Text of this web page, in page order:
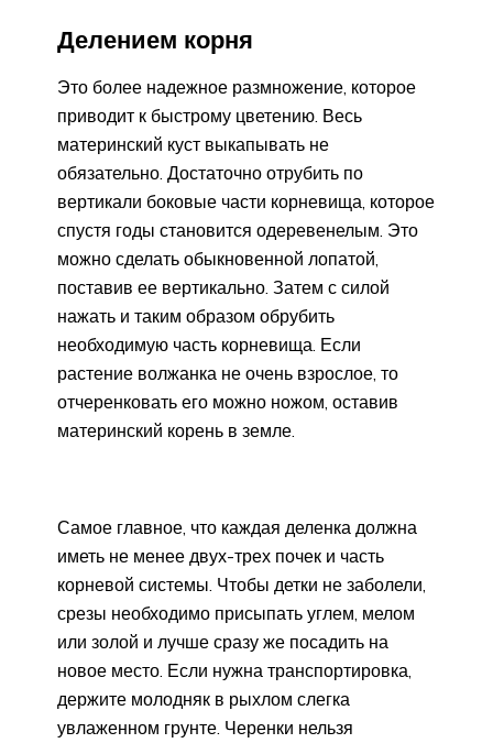
Делением корня
Это более надежное размножение, которое
приводит к быстрому цветению. Весь
материнский куст выкапывать не
обязательно. Достаточно отрубить по
вертикали боковые части корневища, которое
спустя годы становится одеревенелым. Это
можно сделать обыкновенной лопатой,
поставив ее вертикально. Затем с силой
нажать и таким образом обрубить
необходимую часть корневища. Если
растение волжанка не очень взрослое, то
отчеренковать его можно ножом, оставив
материнский корень в земле.
Самое главное, что каждая деленка должна
иметь не менее двух-трех почек и часть
корневой системы. Чтобы детки не заболели,
срезы необходимо присыпать углем, мелом
или золой и лучше сразу же посадить на
новое место. Если нужна транспортировка,
держите молодняк в рыхлом слегка
увлаженном грунте. Черенки нельзя